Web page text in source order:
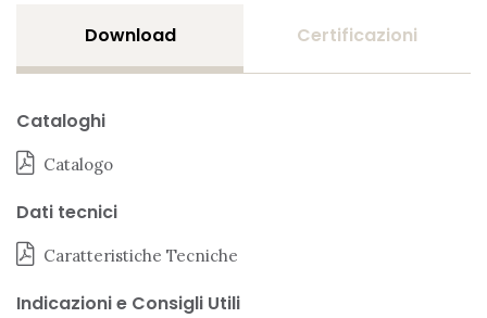
Download Certificazioni
Cataloghi
Catalogo
Dati tecnici
Caratteristiche Tecniche
Indicazioni e Consigli Utili